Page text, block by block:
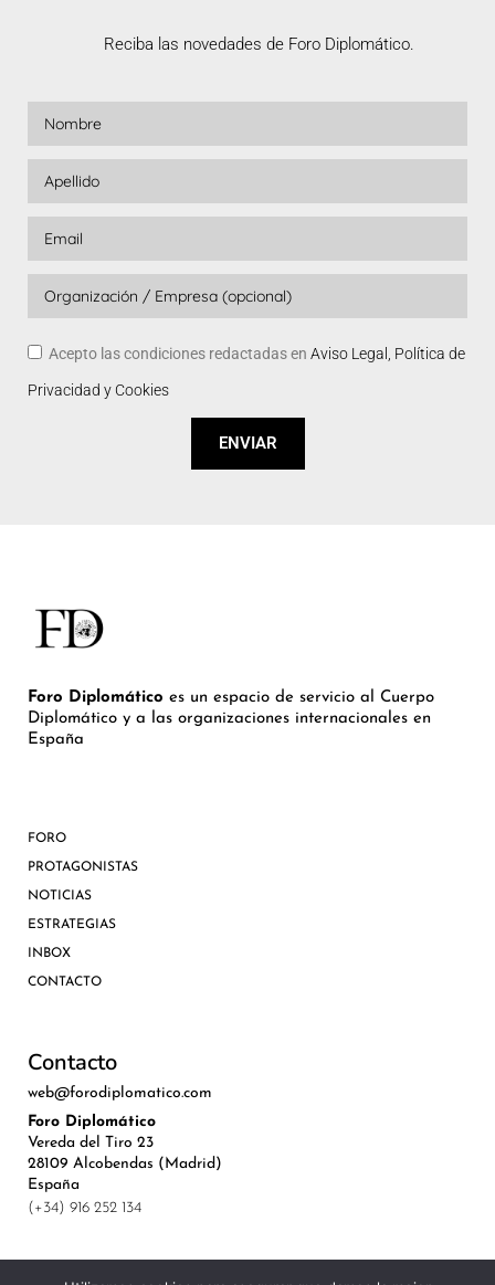
Reciba las novedades de Foro Diplomático.
Acepto las condiciones redactadas en Aviso Legal, Política de
Privacidad y Cookies
ENVIAR
Foro Diplomático es un espacio de servicio al Cuerpo
Diplomático y a las organizaciones internacionales en
España
FORO
PROTAGONISTAS
NOTICIAS
ESTRATEGIAS
INBOX
CONTACTO
Contacto
web@forodiplomatico.com
Foro Diplomático
Vereda del Tiro 23
28109 Alcobendas (Madrid)
España
(+34) 916 252 134